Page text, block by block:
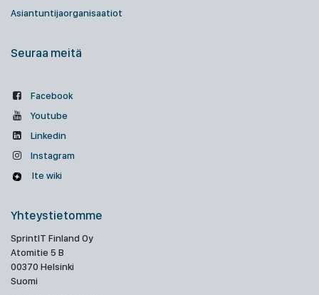
Asiantuntijaorganisaatiot
Seuraa meitä
Facebook
Youtube
Linkedin
Instagram
Ite wiki
Yhteystietomme
SprintIT Finland Oy
Atomitie 5 B
00370 Helsinki
Suomi